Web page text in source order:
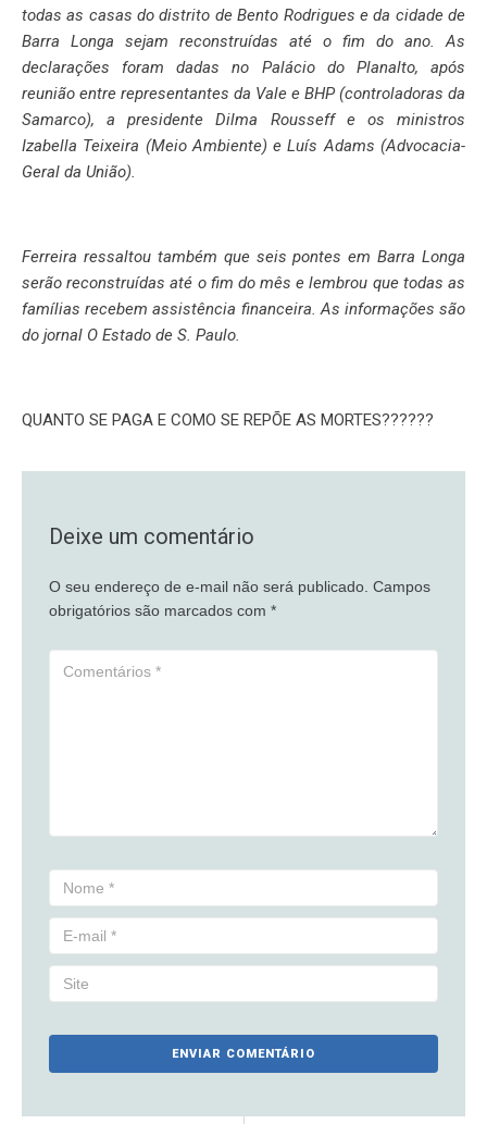
todas as casas do distrito de Bento Rodrigues e da cidade de
Barra Longa sejam reconstruídas até o fim do ano. As
declarações foram dadas no Palácio do Planalto, após
reunião entre representantes da Vale e BHP (controladoras da
Samarco), a presidente Dilma Rousseff e os ministros
Izabella Teixeira (Meio Ambiente) e Luís Adams (Advocacia-
Geral da União).
Ferreira ressaltou também que seis pontes em Barra Longa
serão reconstruídas até o fim do mês e lembrou que todas as
famílias recebem assistência financeira. As informações são
do jornal O Estado de S. Paulo.
QUANTO SE PAGA E COMO SE REPÕE AS MORTES??????
Deixe um comentário
O seu endereço de e-mail não será publicado. Campos
obrigatórios são marcados com *